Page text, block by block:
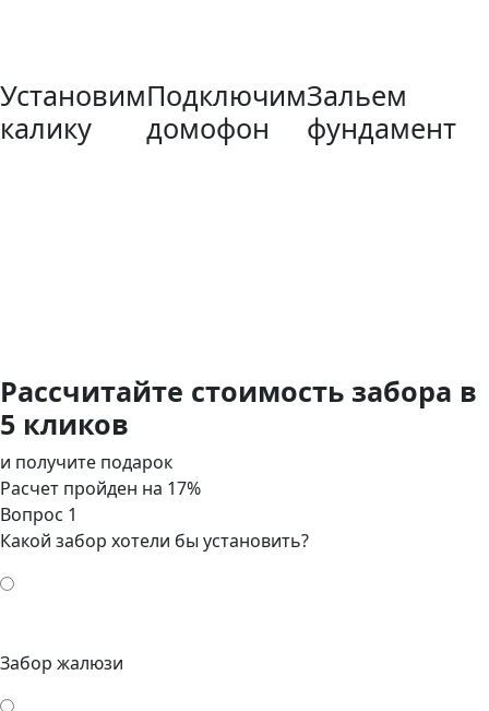
Установим
калику
Подключим
домофон
Зальем
фундамент
Рассчитайте стоимость забора в
5 кликов
и получите подарок
Расчет пройден на 17%
Вопрос 1
Какой забор хотели бы установить?
Забор жалюзи